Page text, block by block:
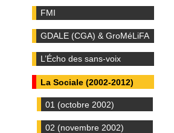
FMI
GDALE (CGA) & GroMéLiFA
L’Écho des sans-voix
La Sociale (2002-2012)
01 (octobre 2002)
02 (novembre 2002)